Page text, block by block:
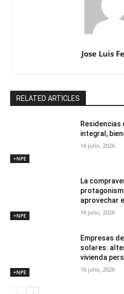
Jose Luis
RELATED ARTICLES
+NPE
Residencias
integral,
16 julio, 2026
+NPE
La
aprovechar
16 julio, 2026
+NPE
Empresas
solares:
vivienda
16 julio, 2026